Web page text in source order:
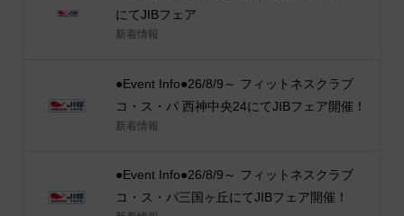
にてJIBフェア
新着情報
●Event Info●26/8/9～ フィットネスクラブ
コ・ス・パ 西神中央24にてJIBフェア開催！
新着情報
●Event Info●26/8/9～ フィットネスクラブ
コ・ス・パ三国ヶ丘にてJIBフェア開催！